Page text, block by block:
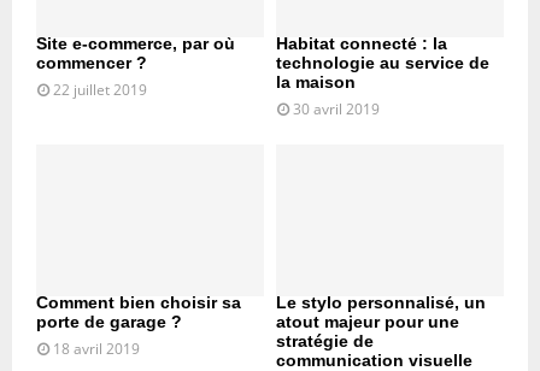
Site e-commerce, par où
commencer ?
22 juillet 2019
Habitat connecté : la
technologie au service de
la maison
30 avril 2019
Comment bien choisir sa
porte de garage ?
18 avril 2019
Le stylo personnalisé, un
atout majeur pour une
stratégie de
communication visuelle